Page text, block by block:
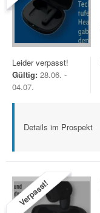
Leider verpasst!
Gültig: 28.06. -
04.07.
Details im Prospekt
Verpasst!